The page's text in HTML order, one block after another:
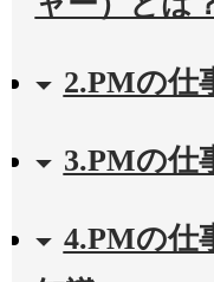
2.PMの仕
3.PMの仕
4.PMの仕